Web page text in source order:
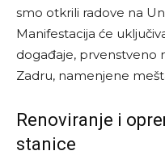
smo otkrili radove na
Manifestacija će
događaje, prvenstveno
Zadru, namenjene
Renoviranje i
stanice